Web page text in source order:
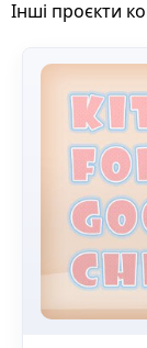
Інші проєкти